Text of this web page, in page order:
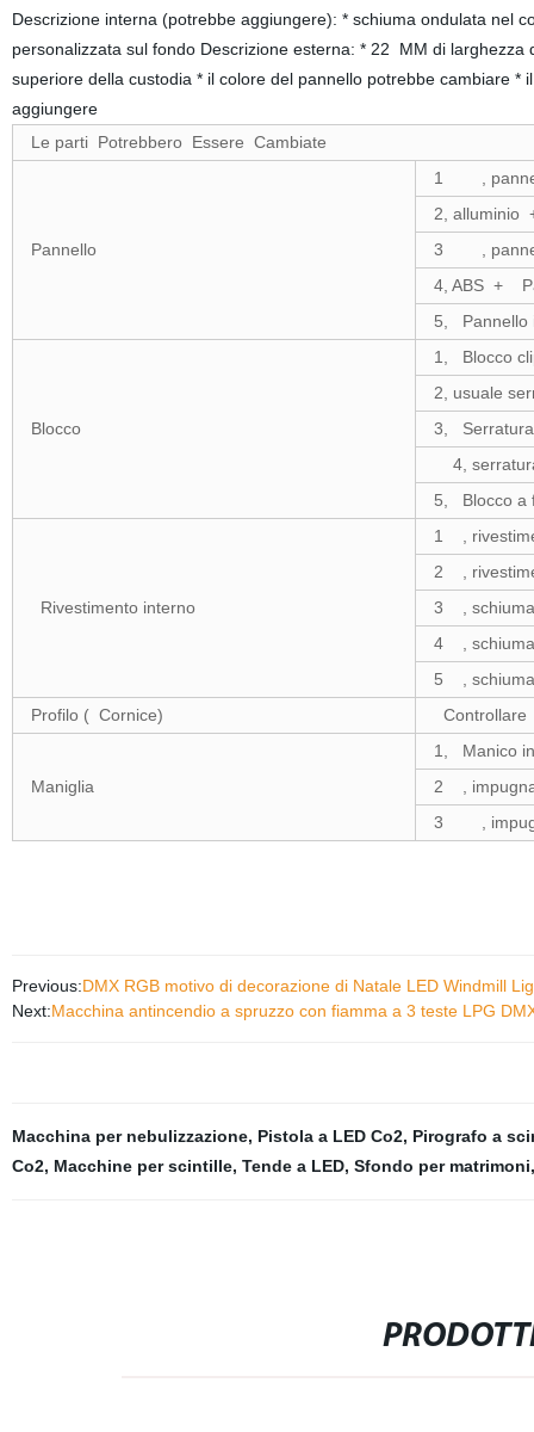
Descrizione interna (potrebbe aggiungere): * schiuma ondulata nel
personalizzata sul fondo Descrizione esterna: * 22 MM di
superiore della custodia * il colore del pannello potrebbe cambiare
aggiungere
Le parti Potrebbero Essere Cambiate
Pannello
1 ,
2, alluminio
3 ,
4, ABS +
5, Pannello
Blocco
1, Blocco
2, usuale
3, Serratura
4,
5, Blocco a
Rivestimento interno
1 ,
2 ,
3 , schiuma
4 ,
5 , schiuma
Profilo ( Cornice)
Maniglia
1, Manico
2 ,
3 ,
Previous:DMX RGB motivo di decorazione di Natale LED Windmill
Next:Macchina antincendio a spruzzo con fiamma a 3 teste LPG
Macchina per nebulizzazione, Pistola a LED Co2, Pirografo a
Co2, Macchine per scintille, Tende a LED, Sfondo per matrimoni